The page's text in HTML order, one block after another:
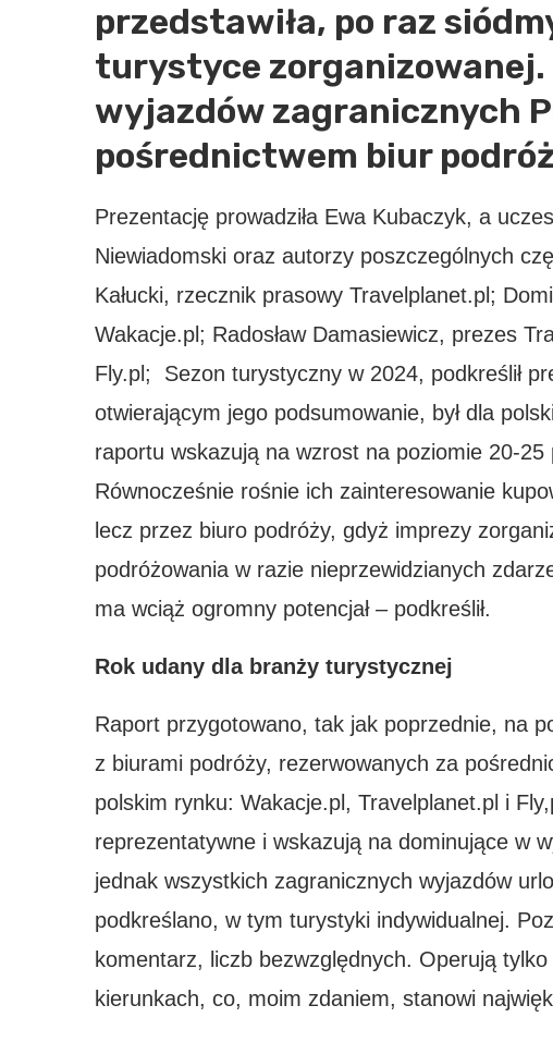
przedstawiła, po raz
turystyce
wyjazdów zagranicznych
pośrednictwem biur
Prezentację prowadziła Ewa Kubaczyk, a
Niewiadomski oraz autorzy poszczególnych
Kałucki, rzecznik prasowy Travelplanet.pl;
Wakacje.pl; Radosław Damasiewicz, prezes
Fly.pl; Sezon turystyczny w 2024, podkreślił
otwierającym jego podsumowanie, był dla
raportu wskazują na wzrost na poziomie 20-
Równocześnie rośnie ich zainteresowanie
lecz przez biuro podróży, gdyż imprezy
podróżowania w razie nieprzewidzianych
ma wciąż ogromny potencjał – podkreślił.
Rok udany dla branży turystycznej
Raport przygotowano, tak jak poprzednie, na
z biurami podróży, rezerwowanych za
polskim rynku: Wakacje.pl, Travelplanet.pl i
reprezentatywne i wskazują na dominujące w
jednak wszystkich zagranicznych wyjazdów
podkreślano, w tym turystyki indywidualnej.
komentarz, liczb bezwzględnych. Operują
kierunkach, co, moim zdaniem, stanowi